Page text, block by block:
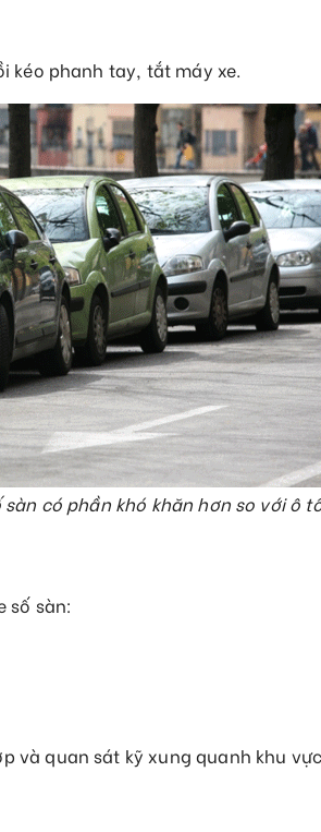
kéo phanh tay, tắt máy xe.
có phần khó khăn hơn so với ô
số sàn:
và quan sát kỹ xung quanh khu